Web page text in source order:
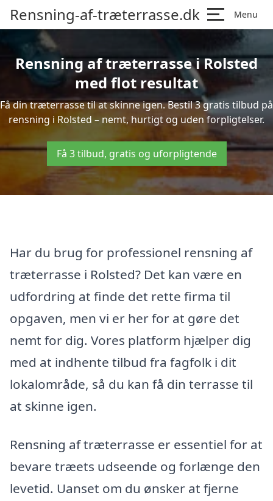
Rensning-af-træterrasse.dk Menu
Rensning af træterrasse i Rolsted
med flot resultat
Få din træterrasse til at skinne igen. Bestil 3 gratis tilbud på
rensning i Rolsted – nemt, hurtigt og uden forpligtelser.
Få 3 tilbud, gratis og uforpligtende
Har du brug for professionel rensning af
træterrasse i Rolsted? Det kan være en
udfordring at finde det rette firma til
opgaven, men vi er her for at gøre det
nemt for dig. Vores platform hjælper dig
med at indhente tilbud fra fagfolk i dit
lokalområde, så du kan få din terrasse til
at skinne igen.
Rensning af træterrasse er essentiel for at
bevare træets udseende og forlænge den
levetid. Uanset om du ønsker at fjerne